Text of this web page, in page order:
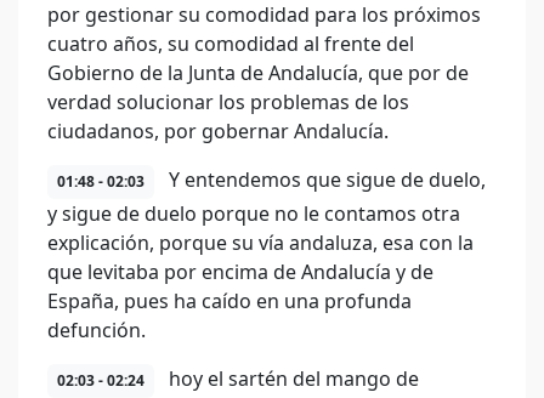
por gestionar su comodidad para los próximos
cuatro años, su comodidad al frente del
Gobierno de la Junta de Andalucía, que por de
verdad solucionar los problemas de los
ciudadanos, por gobernar Andalucía.
01:48 - 02:03
Y entendemos que sigue de duelo,
y sigue de duelo porque no le contamos otra
explicación, porque su vía andaluza, esa con la
que levitaba por encima de Andalucía y de
España, pues ha caído en una profunda
defunción.
02:03 - 02:24
hoy el sartén del mango de